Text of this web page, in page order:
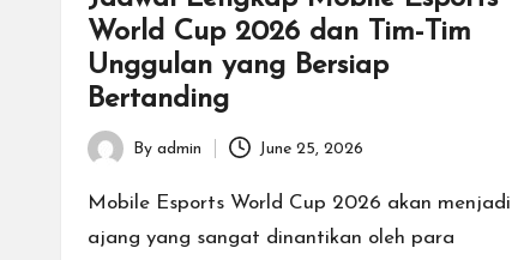
World Cup 2026 dan Tim-Tim
Unggulan yang Bersiap
Bertanding
Posted
by
By admin June 25, 2026
Mobile Esports World Cup 2026 akan menjadi
ajang yang sangat dinantikan oleh para